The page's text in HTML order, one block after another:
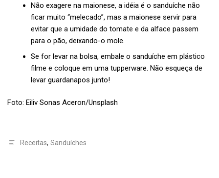
Não exagere na maionese, a idéia é o sanduíche não
ficar muito “melecado”, mas a maionese servir para
evitar que a umidade do tomate e da alface passem
para o pão, deixando-o mole.
Se for levar na bolsa, embale o sanduíche em plástico
filme e coloque em uma tupperware. Não esqueça de
levar guardanapos junto!
Foto: Eiliv Sonas Aceron/Unsplash
Receitas, Sanduíches